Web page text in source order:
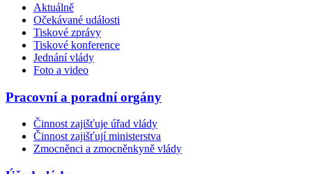
Aktuálně
Očekávané události
Tiskové zprávy
Tiskové konference
Jednání vlády
Foto a video
Pracovní a poradní orgány
Činnost zajišťuje úřad vlády
Činnost zajišťují ministerstva
Zmocněnci a zmocněnkyně vlády